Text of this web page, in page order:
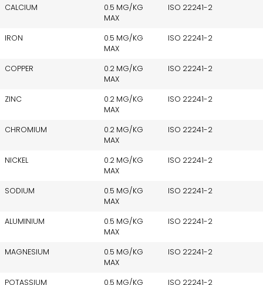
CALCIUM
0.5 MG/KG
MAX
ISO 22241-2
IRON
0.5 MG/KG
MAX
ISO 22241-2
COPPER
0.2 MG/KG
MAX
ISO 22241-2
ZINC
0.2 MG/KG
MAX
ISO 22241-2
CHROMIUM
0.2 MG/KG
MAX
ISO 22241-2
NICKEL
0.2 MG/KG
MAX
ISO 22241-2
SODIUM
0.5 MG/KG
MAX
ISO 22241-2
ALUMINIUM
0.5 MG/KG
MAX
ISO 22241-2
MAGNESIUM
0.5 MG/KG
MAX
ISO 22241-2
POTASSIUM
0.5 MG/KG
ISO 22241-2